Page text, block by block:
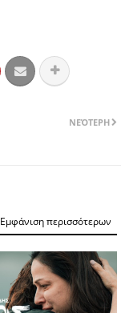
ΝΕΌΤΕΡΗ
Εμφάνιση περισσότερων